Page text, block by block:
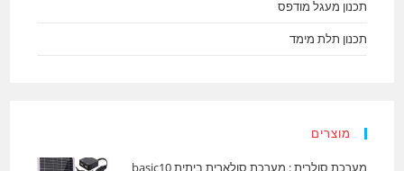
תכנון מעגל מודפס
תכנון תלת מימד
מוצרים
מערכת סולרית : מערכת סולארית ביתית basic10